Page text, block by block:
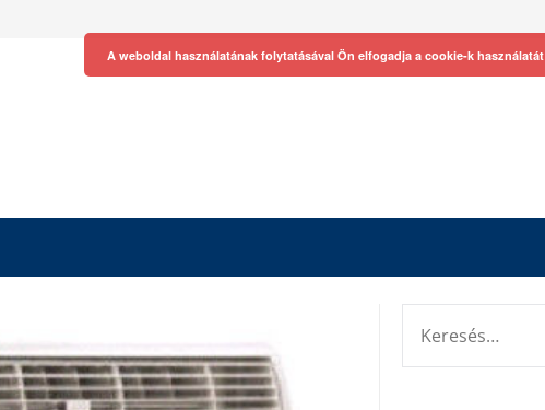
A weboldal használatának folytatásával Ön elfogadja a cookie-k használatát